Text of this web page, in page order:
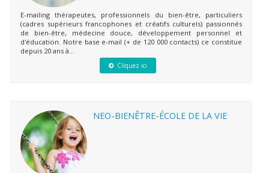
E-mailing thérapeutes, professionnels du bien-être, particuliers
(cadres supérieurs francophones et créatifs culturels) passionnés
de bien-être, médecine douce, développement personnel et
d'éducation. Notre base e-mail (+ de 120 000 contacts) ce constitue
depuis 20 ans à...
Cliquez ici
NEO-BIENÊTRE-ÉCOLE DE LA VIE